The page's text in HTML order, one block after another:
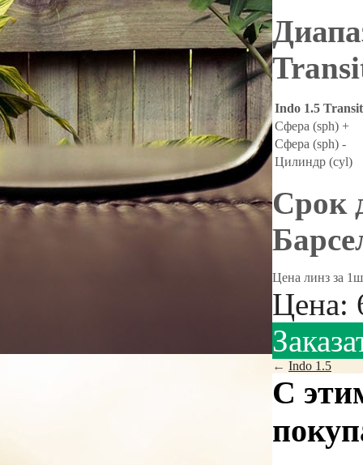
Indo 1.5
Сфера (sph) +
Сфера (sph) -
Цилиндр (cyl)
Срок
Цена линз за
Цена:
← Indo 1.5
С